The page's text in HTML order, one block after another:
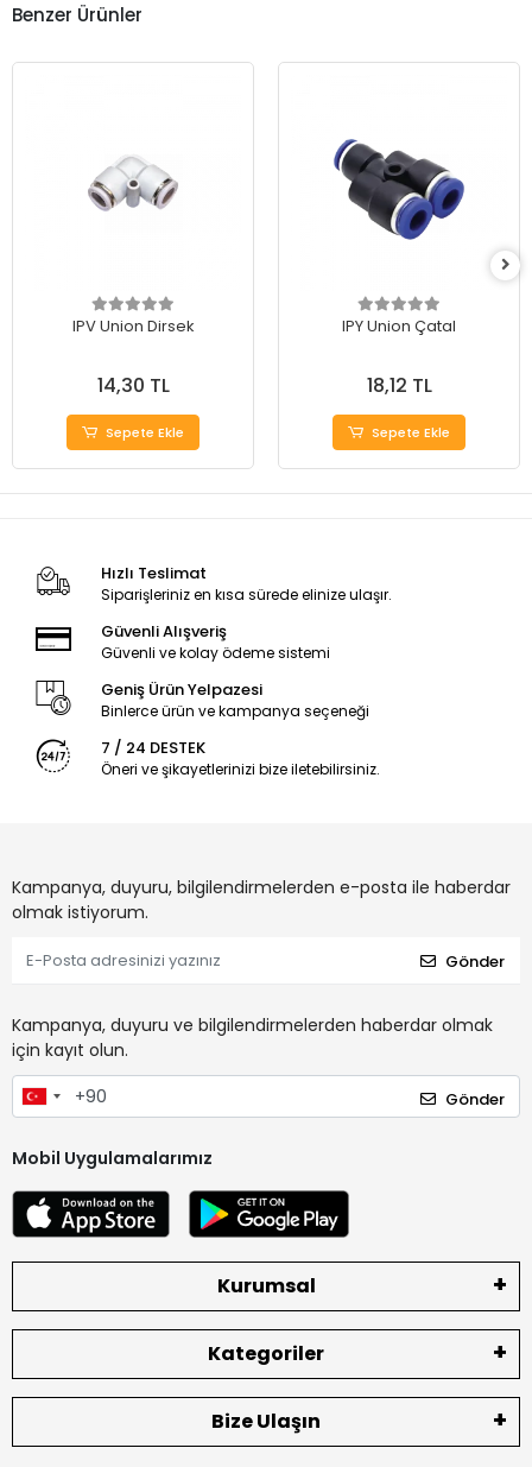
Benzer Ürünler
IPV Union Dirsek
14,30 TL
Sepete Ekle
IPY Union Çatal
18,12 TL
Sepete Ekle
Hızlı Teslimat
Siparişleriniz en kısa sürede elinize ulaşır.
Güvenli Alışveriş
Güvenli ve kolay ödeme sistemi
Geniş Ürün Yelpazesi
Binlerce ürün ve kampanya seçeneği
7 / 24 DESTEK
Öneri ve şikayetlerinizi bize iletebilirsiniz.
Kampanya, duyuru, bilgilendirmelerden e-posta ile haberdar
olmak istiyorum.
Gönder
Kampanya, duyuru ve bilgilendirmelerden haberdar olmak
için kayıt olun.
Gönder
Mobil Uygulamalarımız
Kurumsal
Kategoriler
Bize Ulaşın